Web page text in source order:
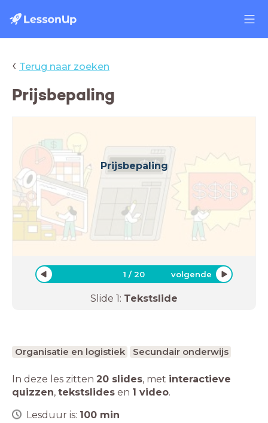
‹ Terug naar zoeken
Prijsbepaling
Prijsbepaling
1 /20 volgende
Slide 1: Tekstslide
Organisatie en logistiek Secundair onderwijs
In deze les zitten 20 slides, met interactieve
quizzen, tekstslides en 1 video.
Lesduur is: 100 min